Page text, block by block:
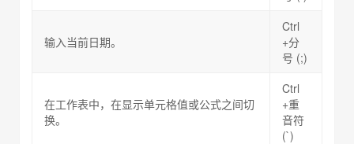
输入当前日期。
Ctrl
+分
号 (;)
在工作表中，在显示单元格值或公式之间切
换。
Ctrl
+重
音符
(`)